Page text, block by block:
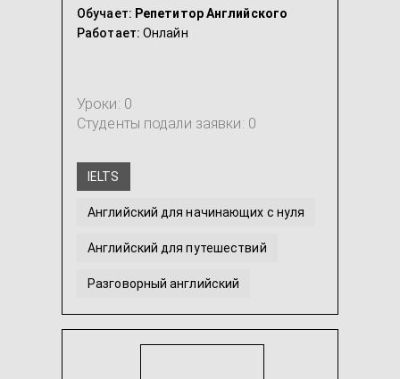
Обучает: Репетитор Английского
Работает: Онлайн
Уроки: 0
Студенты подали заявки: 0
IELTS
Английский для начинающих с нуля
Английский для путешествий
Разговорный английский
Американский английский